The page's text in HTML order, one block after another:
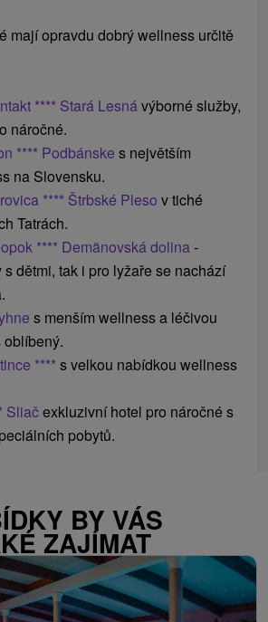
mají opravdu dobrý wellness určitě
**** Stará Lesnávýborné služby,
náročné.
**** Podbánske s největším
na Slovensku.
**** Štrbské Pleso v tiché
Tatrách.
**** Demänovská dolina-
dětmi, tak i pro lyžaře se nachází
s menším wellness a léčivou
**** s velkou nabídkou wellness
Sliačexkluzivní hotel pro náročné s
pobytů.
BY VÁS
ZAJÍMAT